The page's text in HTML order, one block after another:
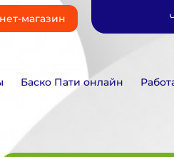
магазин
Баско Пати онлайн